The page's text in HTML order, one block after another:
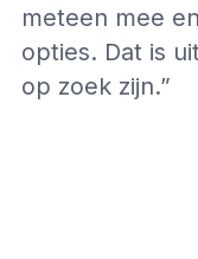
meteen mee
opties. Dat is
op zoek zijn.”